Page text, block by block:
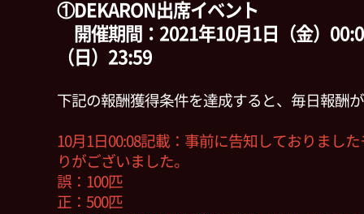
①DEKARON出席イベント
開催期間：2021年10月1日（金）
（日）23:59
下記の報酬獲得条件を達成すると、毎日報酬
10月1日00:08記載：事前に告知しておりまし
りがございました。
誤：100匹
正：500匹